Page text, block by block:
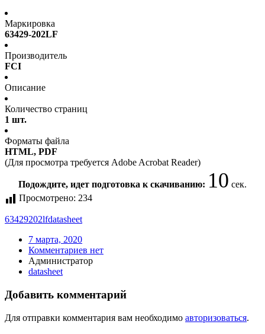
Маркировка
63429-202LF
Производитель
FCI
Описание
Количество страниц
1 шт.
Форматы файла
HTML, PDF
(Для просмотра требуется Adobe Acrobat Reader)
Подождите, идет подготовка к скачиванию: 10 сек.
Просмотрено: 234
63429202lfdatasheet
7 марта, 2020
Комментариев нет
Администратор
datasheet
Добавить комментарий
Для отправки комментария вам необходимо авторизоваться.